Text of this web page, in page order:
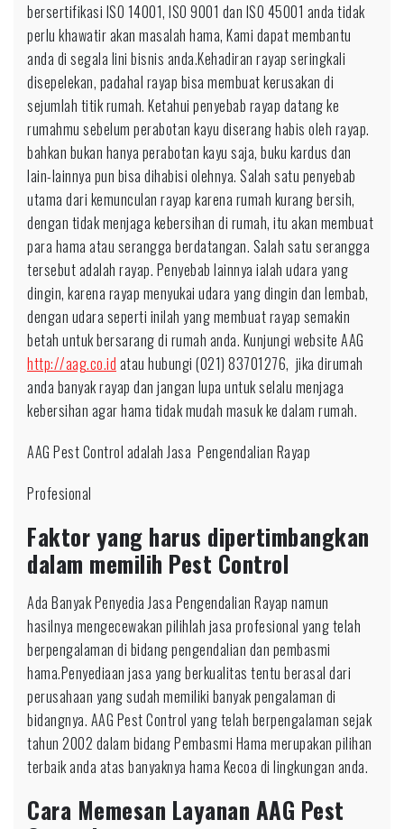
bersertifikasi ISO 14001, ISO 9001 dan ISO 45001 anda tidak
perlu khawatir akan masalah hama, Kami dapat membantu
anda di segala lini bisnis anda.Kehadiran rayap seringkali
disepelekan, padahal rayap bisa membuat kerusakan di
sejumlah titik rumah. Ketahui penyebab rayap datang ke
rumahmu sebelum perabotan kayu diserang habis oleh rayap.
bahkan bukan hanya perabotan kayu saja, buku kardus dan
lain-lainnya pun bisa dihabisi olehnya. Salah satu penyebab
utama dari kemunculan rayap karena rumah kurang bersih,
dengan tidak menjaga kebersihan di rumah, itu akan membuat
para hama atau serangga berdatangan. Salah satu serangga
tersebut adalah rayap. Penyebab lainnya ialah udara yang
dingin, karena rayap menyukai udara yang dingin dan lembab,
dengan udara seperti inilah yang membuat rayap semakin
betah untuk bersarang di rumah anda. Kunjungi website AAG
http://aag.co.id atau hubungi (021) 83701276, jika dirumah
anda banyak rayap dan jangan lupa untuk selalu menjaga
kebersihan agar hama tidak mudah masuk ke dalam rumah.
AAG Pest Control adalah Jasa Pengendalian Rayap
Profesional
Faktor yang harus dipertimbangkan
dalam memilih Pest Control
Ada Banyak Penyedia Jasa Pengendalian Rayap namun
hasilnya mengecewakan pilihlah jasa profesional yang telah
berpengalaman di bidang pengendalian dan pembasmi
hama.Penyediaan jasa yang berkualitas tentu berasal dari
perusahaan yang sudah memiliki banyak pengalaman di
bidangnya. AAG Pest Control yang telah berpengalaman sejak
tahun 2002 dalam bidang Pembasmi Hama merupakan pilihan
terbaik anda atas banyaknya hama Kecoa di lingkungan anda.
Cara Memesan Layanan AAG Pest